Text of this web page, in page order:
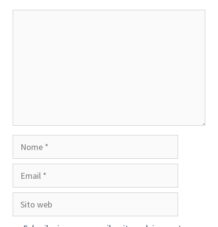
Nome
Email
Sito
web